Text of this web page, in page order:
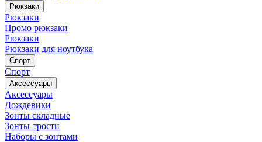
Рюкзаки
Рюкзаки
Промо рюкзаки
Рюкзаки
Рюкзаки для ноутбука
Спорт
Спорт
Аксессуары
Аксессуары
Дождевики
Зонты складные
Зонты-трости
Наборы с зонтами